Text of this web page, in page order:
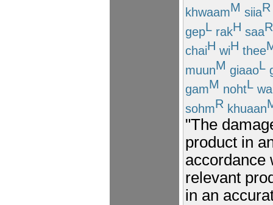
khwaamM siiaR
gepL rakH saaR
chaiH wiH thee
muunM giaaoL
gamM nohtL
sohmR khuaan
"The
product in
accordance
relevant
in an